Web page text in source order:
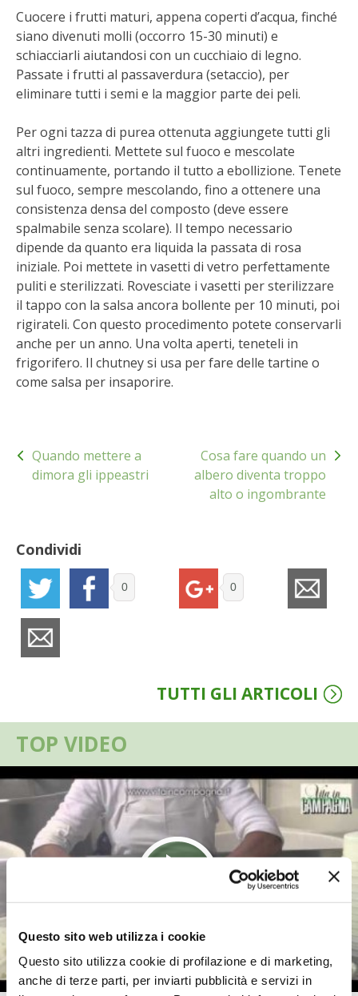
Questo sito web utilizza i cookie
Questo sito utilizza cookie di profilazione e di marketing,
anche di terze parti, per inviarti pubblicità e servizi in
NOCCIOLA DI CALABRIA
PELLENC
MEDICINA DEI SEMPLICI
SCONTI NOVEMBRE
COMPO
HUSQVARNA
ZAPI GARDEN
BENZA
ORTO BIO – TECNICHE DI COLTIVAZIONE
THERMACELL
IL MIO ORTO
ANIMALI UMANI E NON UMANI
IL MIO 2025
COLTIVARE L’OLIVO
CORMIK
PENSA ALTERNATIVO
GARDENA
VERONESI
RIMANI A CONTATTO CON LA NATURA
ARCHMAN
NATURALMENTE
Cuocere i frutti maturi, appena coperti d’acqua, finché
siano divenuti molli (occorro 15-30 minuti) e
schiacciarli aiutandosi con un cucchiaio di legno.
Passate i frutti al passaverdura (setaccio), per
eliminare tutti i semi e la maggior parte dei peli.
Per ogni tazza di purea ottenuta aggiungete tutti gli
altri ingredienti. Mettete sul fuoco e mescolate
continuamente, portando il tutto a ebollizione. Tenete
sul fuoco, sempre mescolando, fino a ottenere una
consistenza densa del composto (deve essere
spalmabile senza scolare). Il tempo necessario
dipende da quanto era liquida la passata di rosa
iniziale. Poi mettete in vasetti di vetro perfettamente
puliti e sterilizzati. Rovesciate i vasetti per sterilizzare
il tappo con la salsa ancora bollente per 10 minuti, poi
rigirateli. Con questo procedimento potete conservarli
anche per un anno. Una volta aperti, teneteli in
frigorifero. Il chutney si usa per fare delle tartine o
come salsa per insaporire.
articoli
Quando mettere a
dimora gli ippeastri
Cosa fare quando un
albero diventa troppo
alto o ingombrante
Condividi
0 0
TUTTI GLI ARTICOLI
TOP VIDEO